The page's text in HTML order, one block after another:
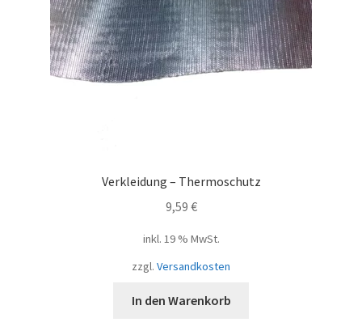
Verkleidung – Thermoschutz
9,59 €
inkl. 19 % MwSt.
zzgl. Versandkosten
In den Warenkorb